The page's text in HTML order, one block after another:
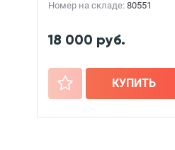
Номер на складе: 80551
18 000 руб.
+ КУПИТЬ